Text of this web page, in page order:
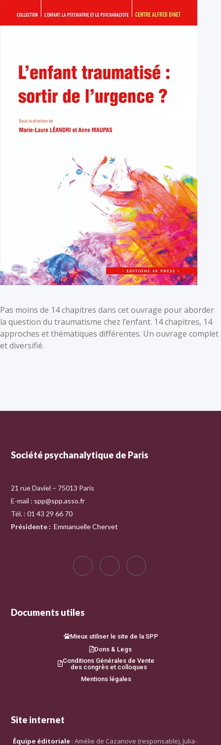
Pas moins de 14 chapitres dans cet ouvrage pour aborder
la question du traumatisme chez l’enfant. 14 chapitres, 14
approches et thématiques différentes. Un ouvrage complet
et diversifié.
Société psychanalytique de Paris
21 rue Daviel – 75013 Paris
E-mail : spp@spp.asso.fr
Tél. : 01 43 29 66 70
Présidente : Emmanuelle Chervet
Documents utiles
Mieux utiliser le site de la SPP
Dons & Legs
Conditions Générales de Vente
des congrès et colloques
Mentions légales
Site internet
Équipe éditoriale : Amélie de Cazanove (responsable), Julia-